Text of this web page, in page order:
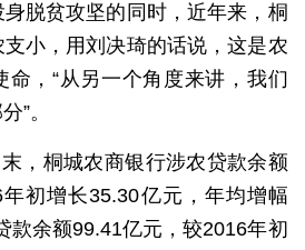
贫攻坚的同时，近年来，桐
小，用刘决琦的话说，这是农
命，“从另一个角度来讲，我们
”。
桐城农商银行涉农贷款余额
初增长35.30亿元，年均增幅
款余额99.41亿元，较2016年初